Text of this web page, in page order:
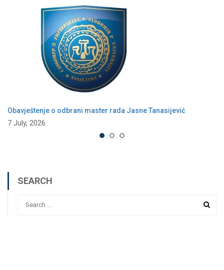
Obavještenje o odbrani master rada Jasne Tanasijević
7 July, 2026
SEARCH